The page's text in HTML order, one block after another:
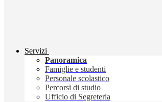
Servizi
Panoramica
Famiglie e studenti
Personale scolastico
Percorsi di studio
Ufficio di Segreteria